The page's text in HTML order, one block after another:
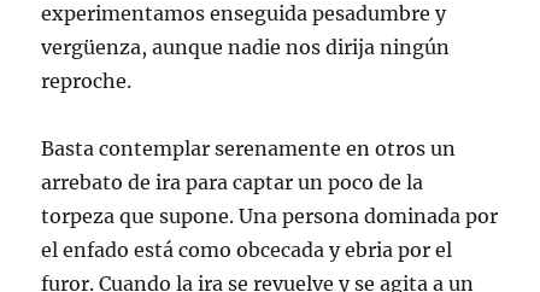
experimentamos enseguida pesadumbre y
vergüenza, aunque nadie nos dirija ningún
reproche.
Basta contemplar serenamente en otros un
arrebato de ira para captar un poco de la
torpeza que supone. Una persona dominada por
el enfado está como obcecada y ebria por el
furor. Cuando la ira se revuelve y se agita a un